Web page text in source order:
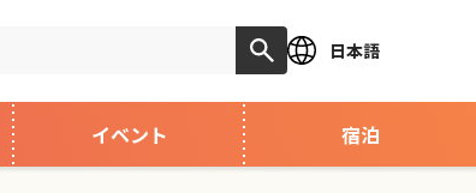
日本語
イベント 宿泊